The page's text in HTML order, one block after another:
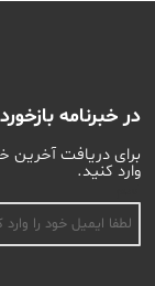
در خبرنامه
برای دریافت آخرین
وارد کنید.